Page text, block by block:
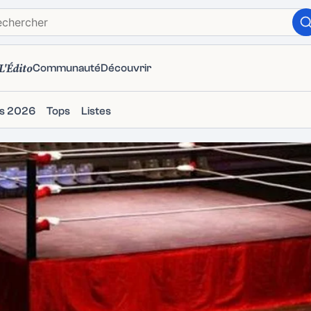
CommunautéDécouvrir
2026 Tops Listes